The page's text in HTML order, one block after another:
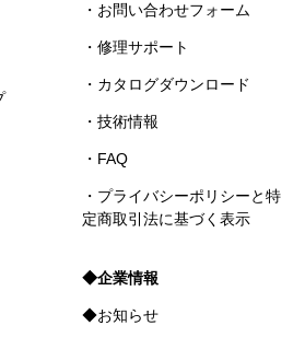
・お問い合わせフォーム
・修理サポート
・カタログダウンロード
・技術情報
・FAQ
・プライバシーポリシーと特
定商取引法に基づく表示
◆企業情報
◆お知らせ